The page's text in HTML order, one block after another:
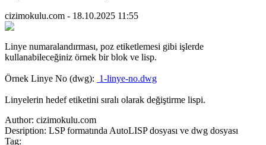
cizimokulu.com - 18.10.2025 11:55
Linye numaralandırması, poz etiketlemesi gibi işlerde
kullanabileceğiniz örnek bir blok ve lisp.
Örnek Linye No (dwg): 1-linye-no.dwg
Linyelerin hedef etiketini sıralı olarak değiştirme lispi.
Author: cizimokulu.com
Desription: LSP formatında AutoLISP dosyası ve dwg dosyası
Tag: